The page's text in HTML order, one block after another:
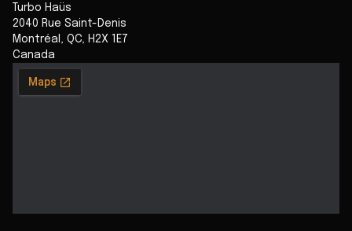
Turbo Haüs
2040 Rue Saint-Denis
Montréal , QC, H2X 1E7
Canada